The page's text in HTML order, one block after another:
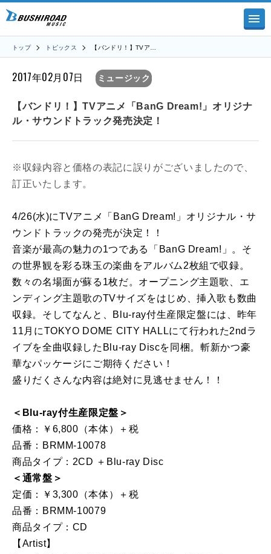
トップ トピックス 【バンドリ！】TVア…
2017年02月07日 ミュージック
【バンドリ！】TVアニメ「BanG Dream!」オリジナ
ル・サウンドトラック発売決定！
※収録内容と価格の表記に誤りがございましたので、
訂正いたします。
4/26(水)にTVアニメ「BanG Dream!」オリジナル・サ
ウンドトラックの発売が決定！！
音楽が最高の魅力の1つである「BanG Dream!」。そ
の世界観を彩る珠玉の楽曲をアルバム2枚組で収録。
数々の名場面が蘇る1枚だ。オープニング主題歌、エ
ンディング主題歌のTVサイズをはじめ、挿入歌も数曲
収録。そしてなんと、Blu-ray付生産限定盤には、昨年
11月にTOKYO DOME CITY HALLにて行われた2ndラ
イブを全曲収録したBlu-ray Discを同梱。斬新かつ豪
華なパッケージにご期待ください！
盛りだくさんな内容は絶対に見逃せません！！
＜Blu-ray付生産限定盤＞
価格：￥6,800（本体）＋税
品番：BRMM-10078
商品タイプ：2CD ＋Blu-ray Disc
＜通常盤＞
定価：￥3,300（本体）＋税
品番：BRMM-10079
商品タイプ：CD
【Artist】